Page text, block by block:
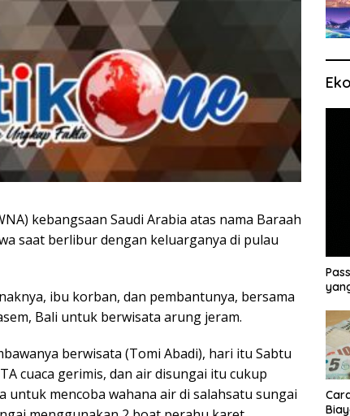
kebangsaan Saudi Arabia atas nama Baraah
saat berlibur dengan keluarganya di pulau
ibu korban, dan pembantunya, bersama
Bali untuk berwisata arung jeram.
berwisata (Tomi Abadi), hari itu Sabtu
cuaca gerimis, dan air disungai itu cukup
untuk mencoba wahana air di salahsatu sungai